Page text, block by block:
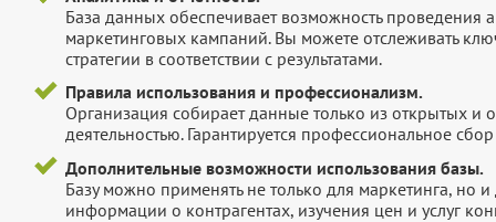
База данных обеспечивает возможность проведения
маркетинговых кампаний. Вы можете отслеживать
стратегии в соответствии с результатами.
Правила использования и профессионализм.
Организация собирает данные только из открытых и
деятельностью. Гарантируется профессиональное
Дополнительные возможности использования базы.
Базу можно применять не только для маркетинга, но
информации о контрагентах, изучения цен и услуг